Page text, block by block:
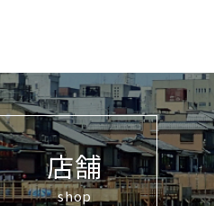
店舗
shop